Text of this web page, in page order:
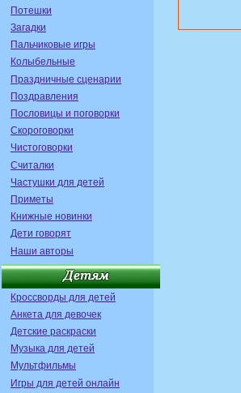
Потешки
Загадки
Пальчиковые игры
Колыбельные
Праздничные сценарии
Поздравления
Пословицы и поговорки
Скороговорки
Чистоговорки
Считалки
Частушки для детей
Приметы
Книжные новинки
Дети говорят
Наши авторы
Кроссворды для детей
Анкета для девочек
Детские раскраски
Музыка для детей
Мультфильмы
Игры для детей онлайн